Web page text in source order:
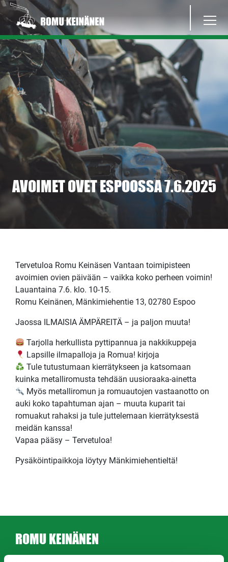
AVOIMET OVET ESPOOSSA 7.6.2025
Tervetuloa Romu Keinäsen Vantaan toimipisteen
avoimien ovien päivään – vaikka koko perheen voimin!
Lauantaina 7.6. klo. 10-15.
Romu Keinänen, Mänkimiehentie 13, 02780 Espoo
Jaossa ILMAISIA ÄMPÄREITÄ – ja paljon muuta!
Tarjolla herkullista pyttipannua ja nakkikuppeja
Lapsille ilmapalloja ja Romua! kirjoja
Tule tutustumaan kierrätykseen ja katsomaan
kuinka metalliromusta tehdään uusioraaka-ainetta
Myös metalliromun ja romuautojen vastaanotto on
auki koko tapahtuman ajan – muuta kuparit tai
romuakut rahaksi ja tule juttelemaan kierrätyksestä
meidän kanssa!
Vapaa pääsy – Tervetuloa!
Pysäköintipaikkoja löytyy Mänkimiehentieltä!
ROMU KEINÄNEN